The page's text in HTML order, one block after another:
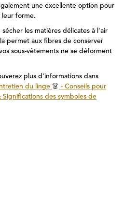
une excellente option pour
forme.
les matières délicates à l'air
permet aux fibres de conserver
sous-vêtements ne se déforment
plus d'informations dans
du linge 👗 - Conseils pour
des symboles de